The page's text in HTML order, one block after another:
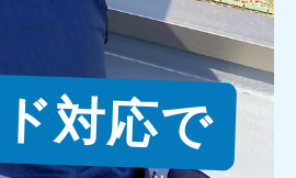
対応で